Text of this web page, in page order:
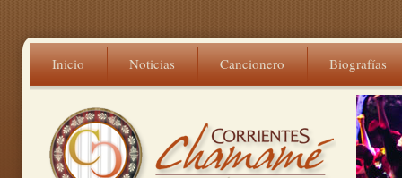
Inicio Noticias Cancionero Biografías